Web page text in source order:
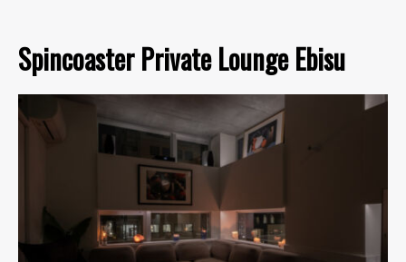
Spincoaster Private Lounge Ebisu